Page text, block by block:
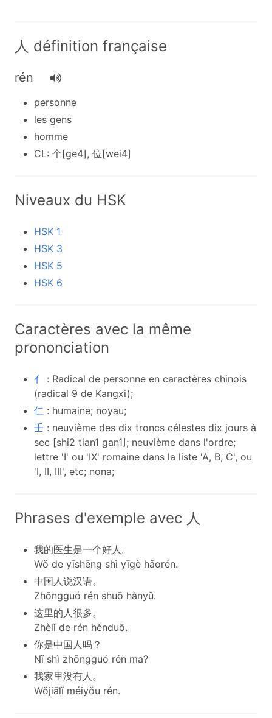
人 définition française
rén
personne
les gens
homme
CL: 个[ge4], 位[wei4]
Niveaux du HSK
HSK 1
HSK 3
HSK 5
HSK 6
Caractères avec la même
prononciation
亻 : Radical de personne en caractères chinois
(radical 9 de Kangxi);
仁 : humaine; noyau;
壬 : neuvième des dix troncs célestes dix jours à
sec [shi2 tian1 gan1]; neuvième dans l'ordre;
lettre 'I' ou 'IX' romaine dans la liste 'A, B, C', ou
'I, II, III', etc; nona;
Phrases d'exemple avec 人
我的医生是一个好人。
Wǒ de yīshēng shì yīgè hǎorén.
中国人说汉语。
Zhōngguó rén shuō hànyǔ.
这里的人很多。
Zhèlǐ de rén hěnduō.
你是中国人吗？
Nǐ shì zhōngguó rén ma?
我家里没有人。
Wǒjiālǐ méiyǒu rén.